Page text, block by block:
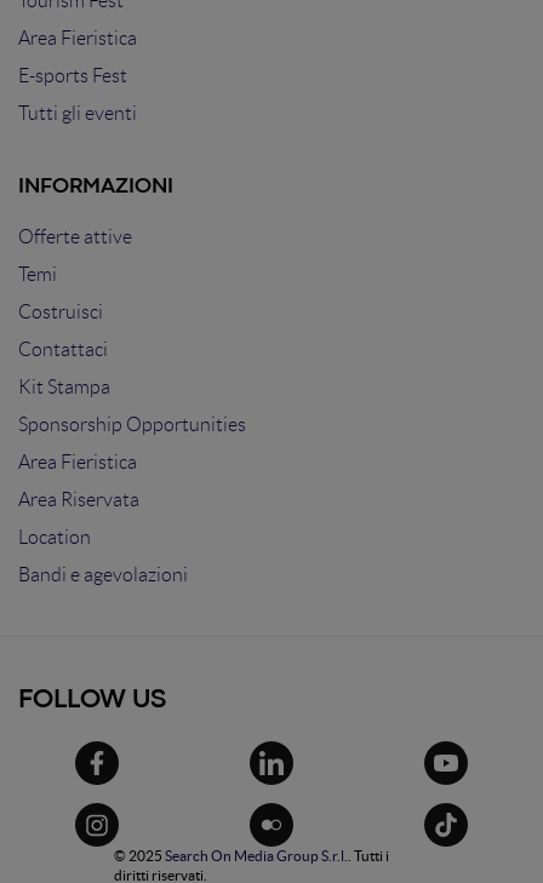
Area Fieristica
E-sports Fest
Tutti gli eventi
INFORMAZIONI
Offerte attive
Temi
Costruisci
Contattaci
Kit Stampa
Sponsorship Opportunities
Area Fieristica
Area Riservata
Location
Bandi e agevolazioni
FOLLOW US
© 2025 Search On Media Group S.r.l.
. Tutti i
diritti riservati.